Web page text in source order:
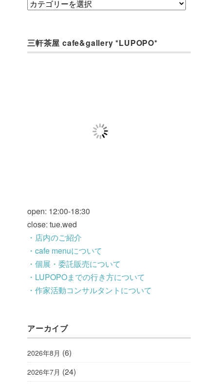
category
三軒茶屋 cafe&gallery *LUPOPO*
open: 12:00-18:30
close: tue.wed
・店内のご紹介
・cafe menuについて
・個展・委託販売について
・LUPOPOまでの行き方について
・作家活動コンサルタントについて
アーカイブ
2026年8月 (6)
2026年7月 (24)